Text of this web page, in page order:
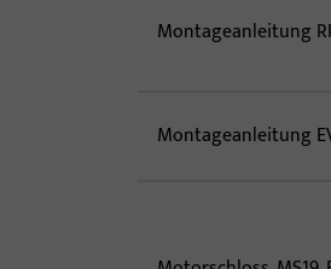
Montageanleitung
Montageanleitung